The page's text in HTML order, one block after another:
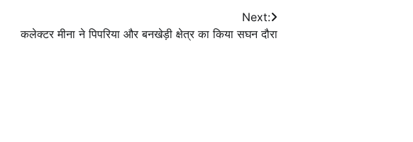
Next:
कलेक्टर मीना ने पिपरिया और बनखेड़ी क्षेत्र का किया सघन दौरा